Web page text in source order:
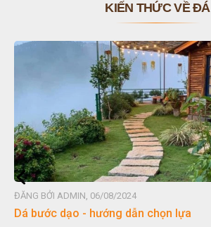
KIẾN THỨC VỀ ĐÁ
ĐĂNG BỞI ADMIN, 06/08/2024
Dá bước dạo - hướng dẫn chọn lựa